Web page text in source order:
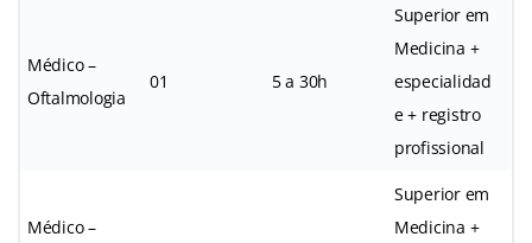
Médico –
Oftalmologia
01 5 a 30h
Superior em
Medicina +
especialidad
e + registro
profissional
Médico –
Superior em
Medicina +